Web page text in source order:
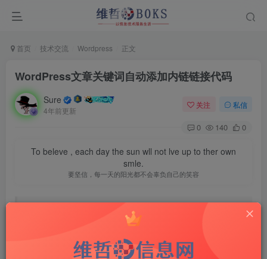
首页 技术交流 Wordpress 正文
WordPress文章关键词自动添加内链链接代码
Sure
4年前更新
关注 私信
0 140 0
To beleve , each day the sun wll not lve up to ther own
smle.
要坚信，每一天的阳光都不会辜负自己的笑容
关键词